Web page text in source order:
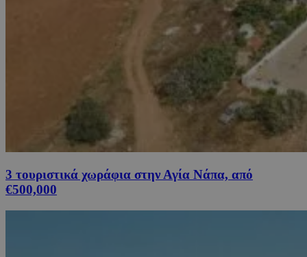
3 τουριστικά χωράφια στην Αγία Νάπα, από
€500,000